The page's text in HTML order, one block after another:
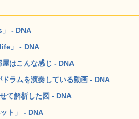
」 - DNA
」 - DNA
はこんな感じ - DNA
ラムを演奏している動画 - DNA
て解析した図 - DNA
ト」 - DNA